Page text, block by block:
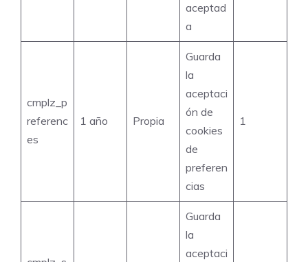
aceptad
a
cmplz_p
referenc
es
1 año Propia
Guarda
la
aceptaci
ón de
cookies
de
preferen
cias
1
Guarda
la
aceptaci